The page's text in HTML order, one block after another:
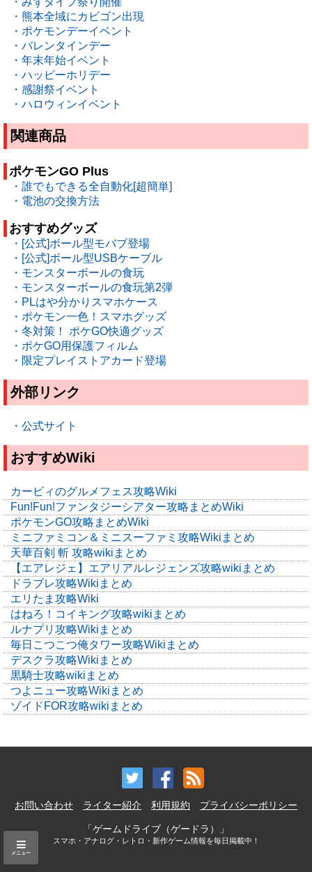
・熊本全域にカビゴン出現
・ポケモンデーイベント
・バレンタインデー
・年末年始イベント
・ハッピーホリデー
・感謝祭イベント
・ハロウィンイベント
関連商品
ポケモンGO Plus
・誰でもできる全自動化[超簡単]
・電池の交換方法
おすすめグッズ
・[公式]ボール型モバブ登場
・[公式]ボール型USBケーブル
・モンスターボールの食玩
・モンスターボールの食玩第2弾
・PLはや分かりスマホケース
・ポケモン一色！スマホグッズ
・冬対策！ ポケGO快適グッズ
・ポケGO用保護フィルム
・限定プレイストアカード登場
外部リンク
・公式サイト
おすすめWiki
カービィのグルメフェス攻略Wiki
Fun!Fun!ファンタジーシアター攻略まとめWiki
ポケモンGO攻略まとめWiki
ミニファミコン＆ミニスーファミ攻略Wikiまとめ
天華百剣 斬 攻略wikiまとめ
【エアレジェ】エアリアルレジェンズ攻略wikiまとめ
ドラブレ攻略Wikiまとめ
エリたま攻略Wiki
はねろ！コイキング攻略wikiまとめ
ルナプリ攻略Wikiまとめ
毎日こつこつ俺タワー攻略Wikiまとめ
デスクラ攻略Wikiまとめ
黒騎士攻略wikiまとめ
つよニュー攻略Wikiまとめ
ゾイドFOR攻略wikiまとめ
お問い合わせ ライター紹介 利用規約 プライバシーポリシー
「ゲームドライブ（ゲードラ）」
スマホ・アナログ・レトロ・新作ゲーム情報を毎日掲載中！
メニュー